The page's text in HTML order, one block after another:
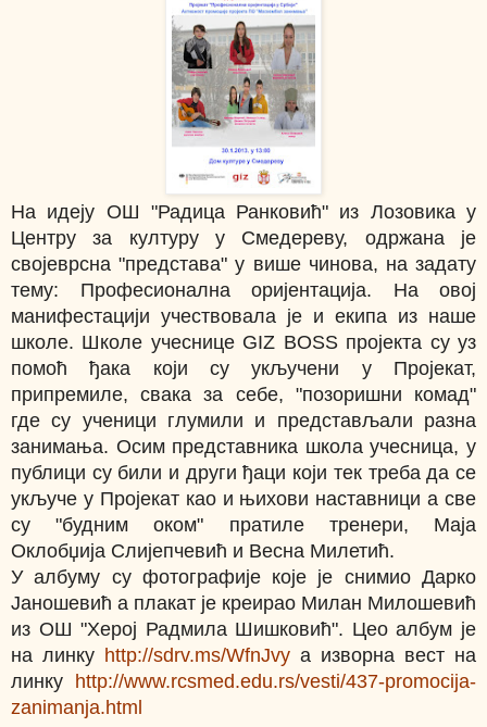
На идеју ОШ "Радица Ранковић" из Лозовика у
Центру за културу у Смедереву, одржана је
својеврсна "представа" у више чинова, на задату
тему: Професионална оријентација. На овој
манифестацији учествовала је и екипа из наше
школе. Школе учеснице GIZ BOSS пројекта су уз
помоћ ђака који су укључени у Пројекат,
припремиле, свака за себе, "позоришни комад"
где су ученици глумили и представљали разна
занимања. Осим представника школа учесница, у
публици су били и други ђаци који тек треба да се
укључе у Пројекат као и њихови наставници а све
су "будним оком" пратиле тренери, Маја
Оклобџија Слијепчевић и Весна Милетић.
У албуму су фотографије које је снимио Дарко
Јаношевић а плакат је креирао Милан Милошевић
из ОШ "Херој Радмила Шишковић". Цео албум је
на линку http://sdrv.ms/WfnJvy а изворна вест на
линку http://www.rcsmed.edu.rs/vesti/437-promocija-
zanimanja.html